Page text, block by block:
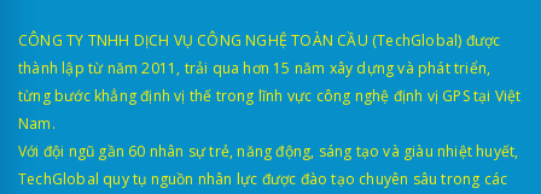
CÔNG TY TNHH DỊCH VỤ CÔNG NGHỆ TOÀN CẦU (TechGlobal) được
thành lập từ năm 2011, trải qua hơn 15 năm xây dựng và phát triển,
từng bước khẳng định vị thế trong lĩnh vực công nghệ định vị GPS tại Việt
Nam.
Với đội ngũ gần 60 nhân sự trẻ, năng động, sáng tạo và giàu nhiệt huyết,
TechGlobal quy tụ nguồn nhân lực được đào tạo chuyên sâu trong các